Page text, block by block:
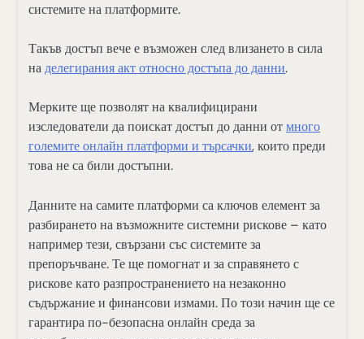
системите на платформите.
Такъв достъп вече е възможен след влизането в сила
наделегирания акт относно достъпа до данни.
Мерките ще позволят на квалифицирани
изследователи да поискат достъп до данни отмного
големите онлайн платформи и търсачки, които преди
това не са били достъпни.
Данните на самите платформи са ключов елемент за
разбирането на възможните системни рискове – като
например тези, свързани със системите за
препоръчване. Те ще помогнат и за справянето с
рискове като разпространението на незаконно
съдържание и финансови измами. По този начин ще се
гарантира по-безопасна онлайн среда за